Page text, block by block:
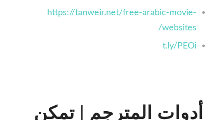
https://tanweir.net/free-arabic-movie-
websites/
t.ly/PEOi
أدوات المترجم | تمكن